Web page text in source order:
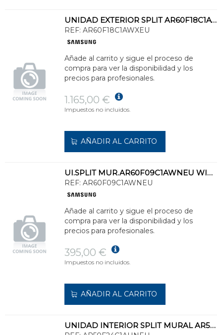
UNIDAD EXTERIOR SPLIT AR60F18C1AWXEU WIND FREE COMFORT S2 FRÍO 5kW Y CALOR 6kW
REF: AR60F18C1AWXEU
Añade al carrito y sigue el proceso de
compra para ver la disponibilidad y los
precios para profesionales.
1.165,00 €
Impuestos no incluidos.
AÑADIR AL CARRITO
UI.SPLIT MUR.AR60F09C1AWNEU WIND FREE COMFORT S2 FRÍO 2,5kW CAL.3,2kW
REF: AR60F09C1AWNEU
Añade al carrito y sigue el proceso de
compra para ver la disponibilidad y los
precios para profesionales.
395,00 €
Impuestos no incluidos.
AÑADIR AL CARRITO
UNIDAD INTERIOR SPLIT MURAL AR50F24C1AHNEU CEBU S2 FRÍO 6,5kW Y CALOR 7,4kW